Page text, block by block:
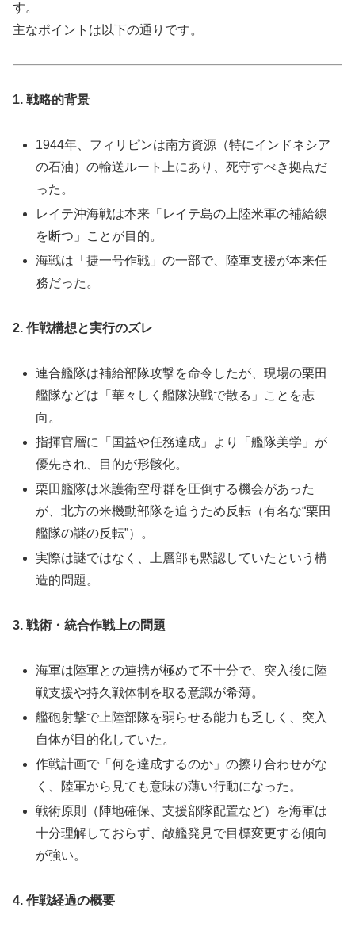
す。
主なポイントは以下の通りです。
1. 戦略的背景
1944年、フィリピンは南方資源（特にインドネシア
の石油）の輸送ルート上にあり、死守すべき拠点だ
った。
レイテ沖海戦は本来「レイテ島の上陸米軍の補給線
を断つ」ことが目的。
海戦は「捷一号作戦」の一部で、陸軍支援が本来任
務だった。
2. 作戦構想と実行のズレ
連合艦隊は補給部隊攻撃を命令したが、現場の栗田
艦隊などは「華々しく艦隊決戦で散る」ことを志
向。
指揮官層に「国益や任務達成」より「艦隊美学」が
優先され、目的が形骸化。
栗田艦隊は米護衛空母群を圧倒する機会があった
が、北方の米機動部隊を追うため反転（有名な“栗田
艦隊の謎の反転”）。
実際は謎ではなく、上層部も黙認していたという構
造的問題。
3. 戦術・統合作戦上の問題
海軍は陸軍との連携が極めて不十分で、突入後に陸
戦支援や持久戦体制を取る意識が希薄。
艦砲射撃で上陸部隊を弱らせる能力も乏しく、突入
自体が目的化していた。
作戦計画で「何を達成するのか」の擦り合わせがな
く、陸軍から見ても意味の薄い行動になった。
戦術原則（陣地確保、支援部隊配置など）を海軍は
十分理解しておらず、敵艦発見で目標変更する傾向
が強い。
4. 作戦経過の概要